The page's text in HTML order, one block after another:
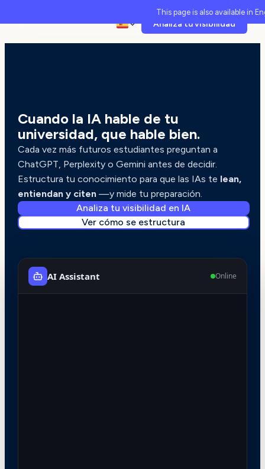
This page is also available in
Analiza tu visibilidad
Cuando la IA hable de tu
universidad, que hable bien.
Cada vez más futuros estudiantes preguntan a
ChatGPT, Perplexity o Gemini antes de decidir.
Estructura tu conocimiento para que las IAs te lean,
entiendan y citen—y mide tu preparación.
Analiza tu visibilidad en IA
Ver cómo se estructura
AI Assistant Online